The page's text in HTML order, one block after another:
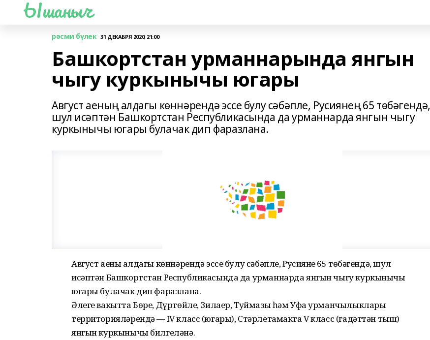
Ышаныч
рәсми бүлек 31 ДЕКАБРЯ 2020, 21:00
Башкортстан урманнарында янгын
чыгу куркынычы югары
Август аеның алдагы көннәрендә эссе булу сәбәпле, Русиянең 65 төбәгендә,
шул исәптән Башкортстан Республикасында да урманнарда янгын чыгу
куркынычы югары булачак дип фаразлана.
Август аеның алдагы көннәрендә эссе булу сәбәпле, Русиянең 65 төбәгендә, шул
исәптән Башкортстан Республикасында да урманнарда янгын чыгу куркынычы
югары булачак дип фаразлана.
Әлеге вакытта Бөре, Дүртөйле, Зилаер, Туймазы һәм Уфа урманчылыклары
территорияләрендә — IV класс (югары), Стәрлетамакта V класс (гадәттән тыш)
янгын куркынычы билгеләнә.